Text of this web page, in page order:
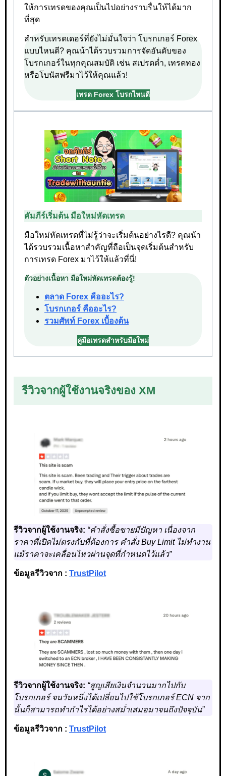
ให้การเทรดของคุณเป็นไปอย่างราบรื่นให้ได้มาก
ที่สุด
สำหรับเทรดเดอร์ที่ยังไม่มั่นใจว่า โบรกเกอร์ Forex
แบบไหนดี? คุณน้าได้รวบรวมการจัดอันดับของ
โบรกเกอร์ในทุกคุณสมบัติ เช่น สเปรดต่ำ, เทรดทอง
หรือโบนัสฟรีมาไว้ให้คุณแล้ว!
เทรด Forex โบรกไหนดี
คัมภีร์เริ่มต้น มือใหม่หัดเทรด
มือใหม่หัดเทรดที่ไม่รู้ว่าจะเริ่มต้นอย่างไรดี? คุณน้า
ได้รวบรวมเนื้อหาสำคัญที่ถือเป็นจุดเริ่มต้นสำหรับ
การเทรด Forex มาไว้ให้แล้วที่นี่!
ตัวอย่างเนื้อหา มือใหม่หัดเทรดต้องรู้!
ตลาด Forex คืออะไร?
โบรกเกอร์ คืออะไร?
รวมศัพท์ Forex เบื้องต้น
คู่มือเทรดสำหรับมือใหม่
รีวิวจากผู้ใช้งานจริงของ XM
รีวิวจากผู้ใช้งานจริง: “คำสั่งซื้อขายมีปัญหา เนื่องจาก
ราคาที่เปิดไม่ตรงกับที่ต้องการ คำสั่ง Buy Limit ไม่ทำงาน
แม้ราคาจะเคลื่อนไหวผ่านจุดที่กำหนดไว้แล้ว”
ข้อมูลรีวิวจาก : TrustPilot
รีวิวจากผู้ใช้งานจริง: “สูญเสียเงินจำนวนมากไปกับ
โบรกเกอร์ จนวันหนึ่งได้เปลี่ยนไปใช้โบรกเกอร์ ECN จาก
นั้นก็สามารถทำกำไรได้อย่างสม่ำเสมอมาจนถึงปัจจุบัน”
ข้อมูลรีวิวจาก : TrustPilot